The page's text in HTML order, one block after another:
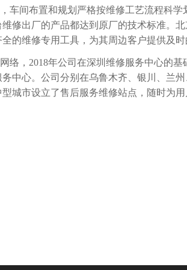
间布置和规划严格按维修工艺流程科学
修出厂的产品都达到原厂的技术标准。
的维修专用工具，为其周边客户提供及时
，2018年公司在深圳维修服务中心的基
中心。公司分别在乌鲁木齐、银川、兰
城市设立了售后服务维修站点，随时为用